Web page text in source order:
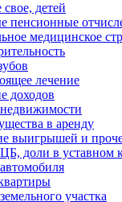
детей
пенсионные
медицинское
лечение
доходов
в аренду
выигрышей и
доли в уставном
участка